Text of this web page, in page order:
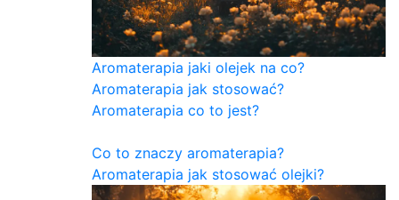
Aromaterapia jaki olejek na co?
Aromaterapia jak stosować?
Aromaterapia co to jest?
Co to znaczy aromaterapia?
Aromaterapia jak stosować olejki?